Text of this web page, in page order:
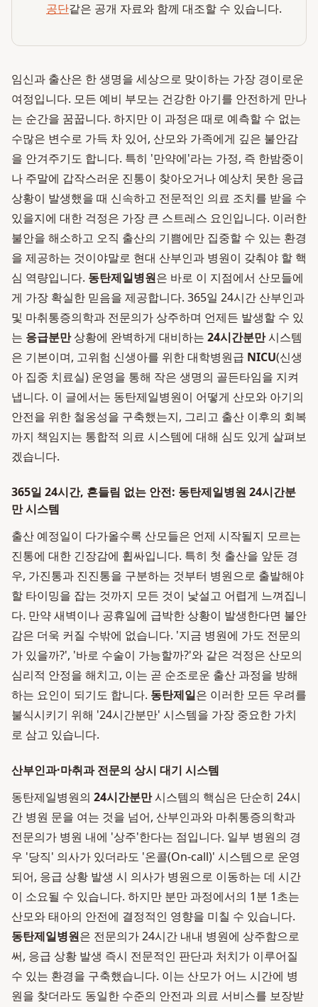
공단같은 공개 자료와 함께 대조할 수 있습니다.
임신과 출산은 한 생명을 세상으로 맞이하는 가장 경이로운
여정입니다. 모든 예비 부모는 건강한 아기를 안전하게 만나
는 순간을 꿈꿉니다. 하지만 이 과정은 때로 예측할 수 없는
수많은 변수로 가득 차 있어, 산모와 가족에게 깊은 불안감
을 안겨주기도 합니다. 특히 '만약에'라는 가정, 즉 한밤중이
나 주말에 갑작스러운 진통이 찾아오거나 예상치 못한 응급
상황이 발생했을 때 신속하고 전문적인 의료 조치를 받을 수
있을지에 대한 걱정은 가장 큰 스트레스 요인입니다. 이러한
불안을 해소하고 오직 출산의 기쁨에만 집중할 수 있는 환경
을 제공하는 것이야말로 현대 산부인과 병원이 갖춰야 할 핵
심 역량입니다. 동탄제일병원은 바로 이 지점에서 산모들에
게 가장 확실한 믿음을 제공합니다. 365일 24시간 산부인과
및 마취통증의학과 전문의가 상주하며 언제든 발생할 수 있
는 응급분만상황에 완벽하게 대비하는 24시간분만시스템
은 기본이며, 고위험 신생아를 위한 대학병원급 NICU(신생
아 집중 치료실) 운영을 통해 작은 생명의 골든타임을 지켜
냅니다. 이 글에서는 동탄제일병원이 어떻게 산모와 아기의
안전을 위한 철옹성을 구축했는지, 그리고 출산 이후의 회복
까지 책임지는 통합적 의료 시스템에 대해 심도 있게 살펴보
겠습니다.
365일 24시간, 흔들림 없는 안전: 동탄제일병원 24시간분
만 시스템
출산 예정일이 다가올수록 산모들은 언제 시작될지 모르는
진통에 대한 긴장감에 휩싸입니다. 특히 첫 출산을 앞둔 경
우, 가진통과 진진통을 구분하는 것부터 병원으로 출발해야
할 타이밍을 잡는 것까지 모든 것이 낯설고 어렵게 느껴집니
다. 만약 새벽이나 공휴일에 급박한 상황이 발생한다면 불안
감은 더욱 커질 수밖에 없습니다. '지금 병원에 가도 전문의
가 있을까?', '바로 수술이 가능할까?'와 같은 걱정은 산모의
심리적 안정을 해치고, 이는 곧 순조로운 출산 과정을 방해
하는 요인이 되기도 합니다. 동탄제일은 이러한 모든 우려를
불식시키기 위해 '24시간분만' 시스템을 가장 중요한 가치
로 삼고 있습니다.
산부인과·마취과 전문의 상시 대기 시스템
동탄제일병원의 24시간분만시스템의 핵심은 단순히 24시
간 병원 문을 여는 것을 넘어, 산부인과와 마취통증의학과
전문의가 병원 내에 '상주'한다는 점입니다. 일부 병원의 경
우 '당직' 의사가 있더라도 '온콜(On-call)' 시스템으로 운영
되어, 응급 상황 발생 시 의사가 병원으로 이동하는 데 시간
이 소요될 수 있습니다. 하지만 분만 과정에서의 1분 1초는
산모와 태아의 안전에 결정적인 영향을 미칠 수 있습니다.
동탄제일병원은 전문의가 24시간 내내 병원에 상주함으로
써, 응급 상황 발생 즉시 전문적인 판단과 처치가 이루어질
수 있는 환경을 구축했습니다. 이는 산모가 어느 시간에 병
원을 찾더라도 동일한 수준의 안전과 의료 서비스를 보장받